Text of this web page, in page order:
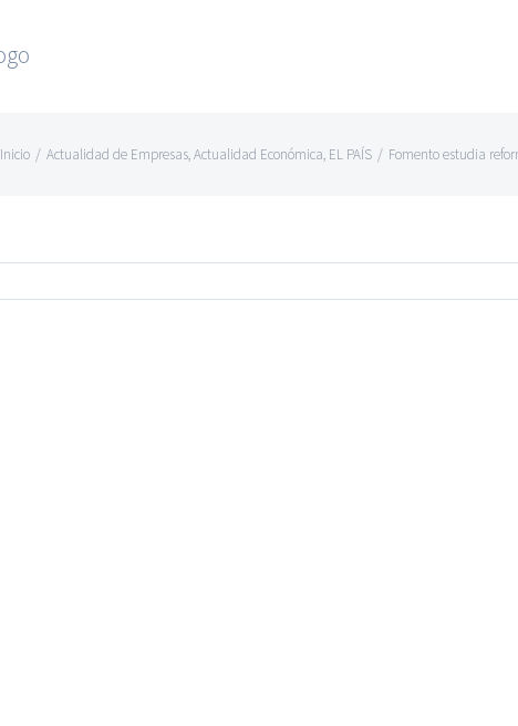
Inicio / Actualidad de Empresas,Actualidad Económica, EL PAÍS / Fomento estudia